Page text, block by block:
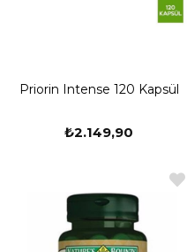
Priorin Intense 120 Kapsül
₺2.149,90